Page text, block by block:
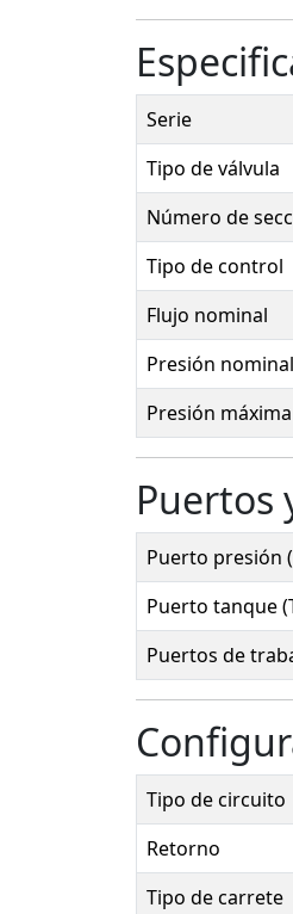
Serie
Tipo de válvula
Número de
Tipo de control
Flujo nominal
Presión nominal
Presión máxima
Puertos
Puerto presión
Puerto tanque
Puertos de
Tipo de circuito
Retorno
Tipo de carrete